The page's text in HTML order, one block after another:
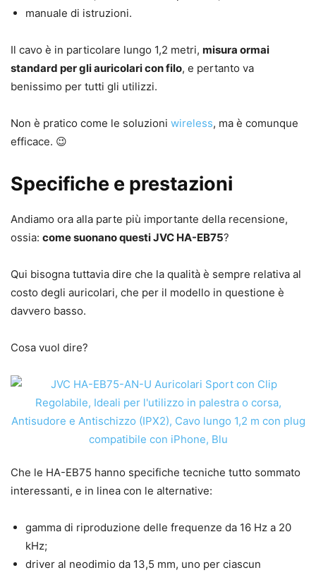
manuale di istruzioni.
Il cavo è in particolare lungo 1,2 metri, misura ormai
standard per gli auricolari con filo, e pertanto va
benissimo per tutti gli utilizzi.
Non è pratico come le soluzioni wireless, ma è comunque
efficace. 😉
Specifiche e prestazioni
Andiamo ora alla parte più importante della recensione,
ossia: come suonano questi JVC HA-EB75?
Qui bisogna tuttavia dire che la qualità è sempre relativa al
costo degli auricolari, che per il modello in questione è
davvero basso.
Cosa vuol dire?
Che le HA-EB75 hanno specifiche tecniche tutto sommato
interessanti, e in linea con le alternative:
gamma di riproduzione delle frequenze da 16 Hz a 20
kHz;
driver al neodimio da 13,5 mm, uno per ciascun